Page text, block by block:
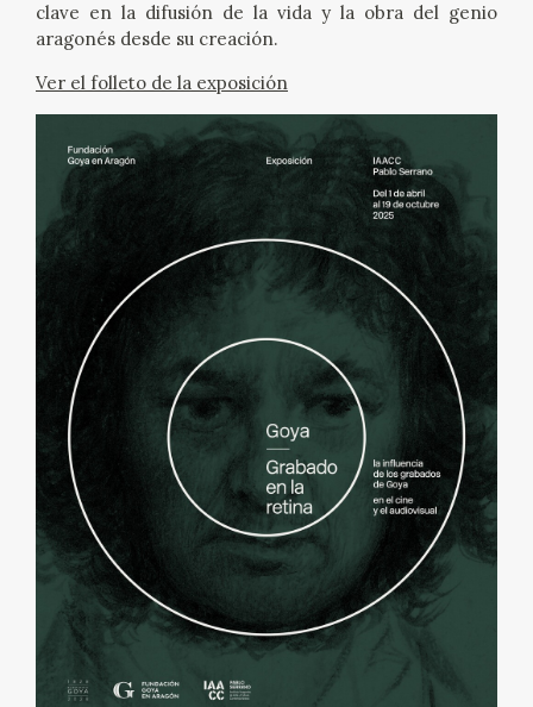
clave en la difusión de la vida y la obra del genio
aragonés desde su creación.
Ver el folleto de la exposición